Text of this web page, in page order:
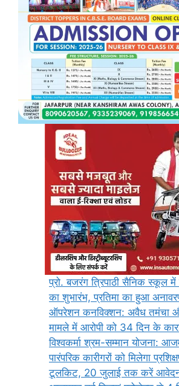
प्रो. बजरंग त्रिपाठी सैनिक स्कूल
का शुभारंभ, प्रतिमा का हुआ
ऑपरेशन कनविक्शन: अवैध तमंचा
मामले में आरोपी को 34 दिन के
विश्वकर्मा श्रम-सम्मान योजना:
पारंपरिक कारीगरों को मिलेगा
टूलकिट, 20 जुलाई तक करें